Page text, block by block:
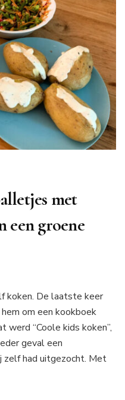
met
een groene
koken. De laatste keer
om een kookboek
werd “Coole kids koken”,
geval een
zelf had uitgezocht. Met